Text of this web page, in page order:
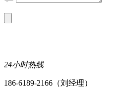
24小时热线
186-6189-2166（刘经理）